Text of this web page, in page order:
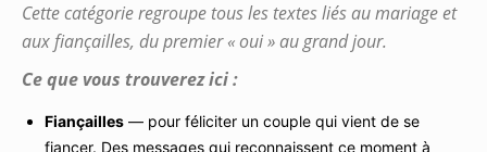
Cette catégorie regroupe tous les textes liés au mariage et
aux fiançailles, du premier « oui » au grand jour.
Ce que vous trouverez ici :
Fiançailles — pour féliciter un couple qui vient de se
fiancer. Des messages qui reconnaissent ce moment à